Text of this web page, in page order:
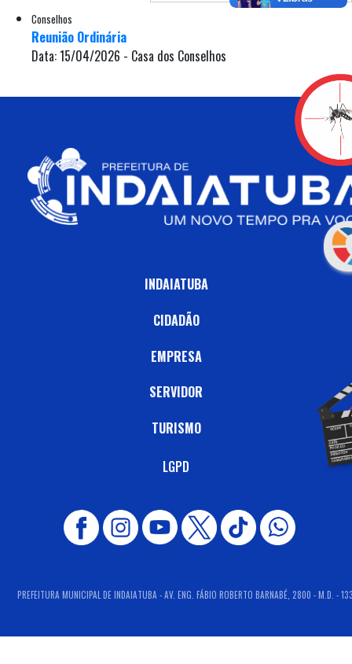
Conselhos
Reunião Ordinária
Data: 15/04/2026 - Casa dos Conselhos
INDAIATUBA
CIDADÃO
EMPRESA
SERVIDOR
TURISMO
LGPD
PREFEITURA MUNICIPAL DE INDAIATUBA - AV. ENG. FÁBIO ROBERTO BARNABÉ, 2800 - M.D. -